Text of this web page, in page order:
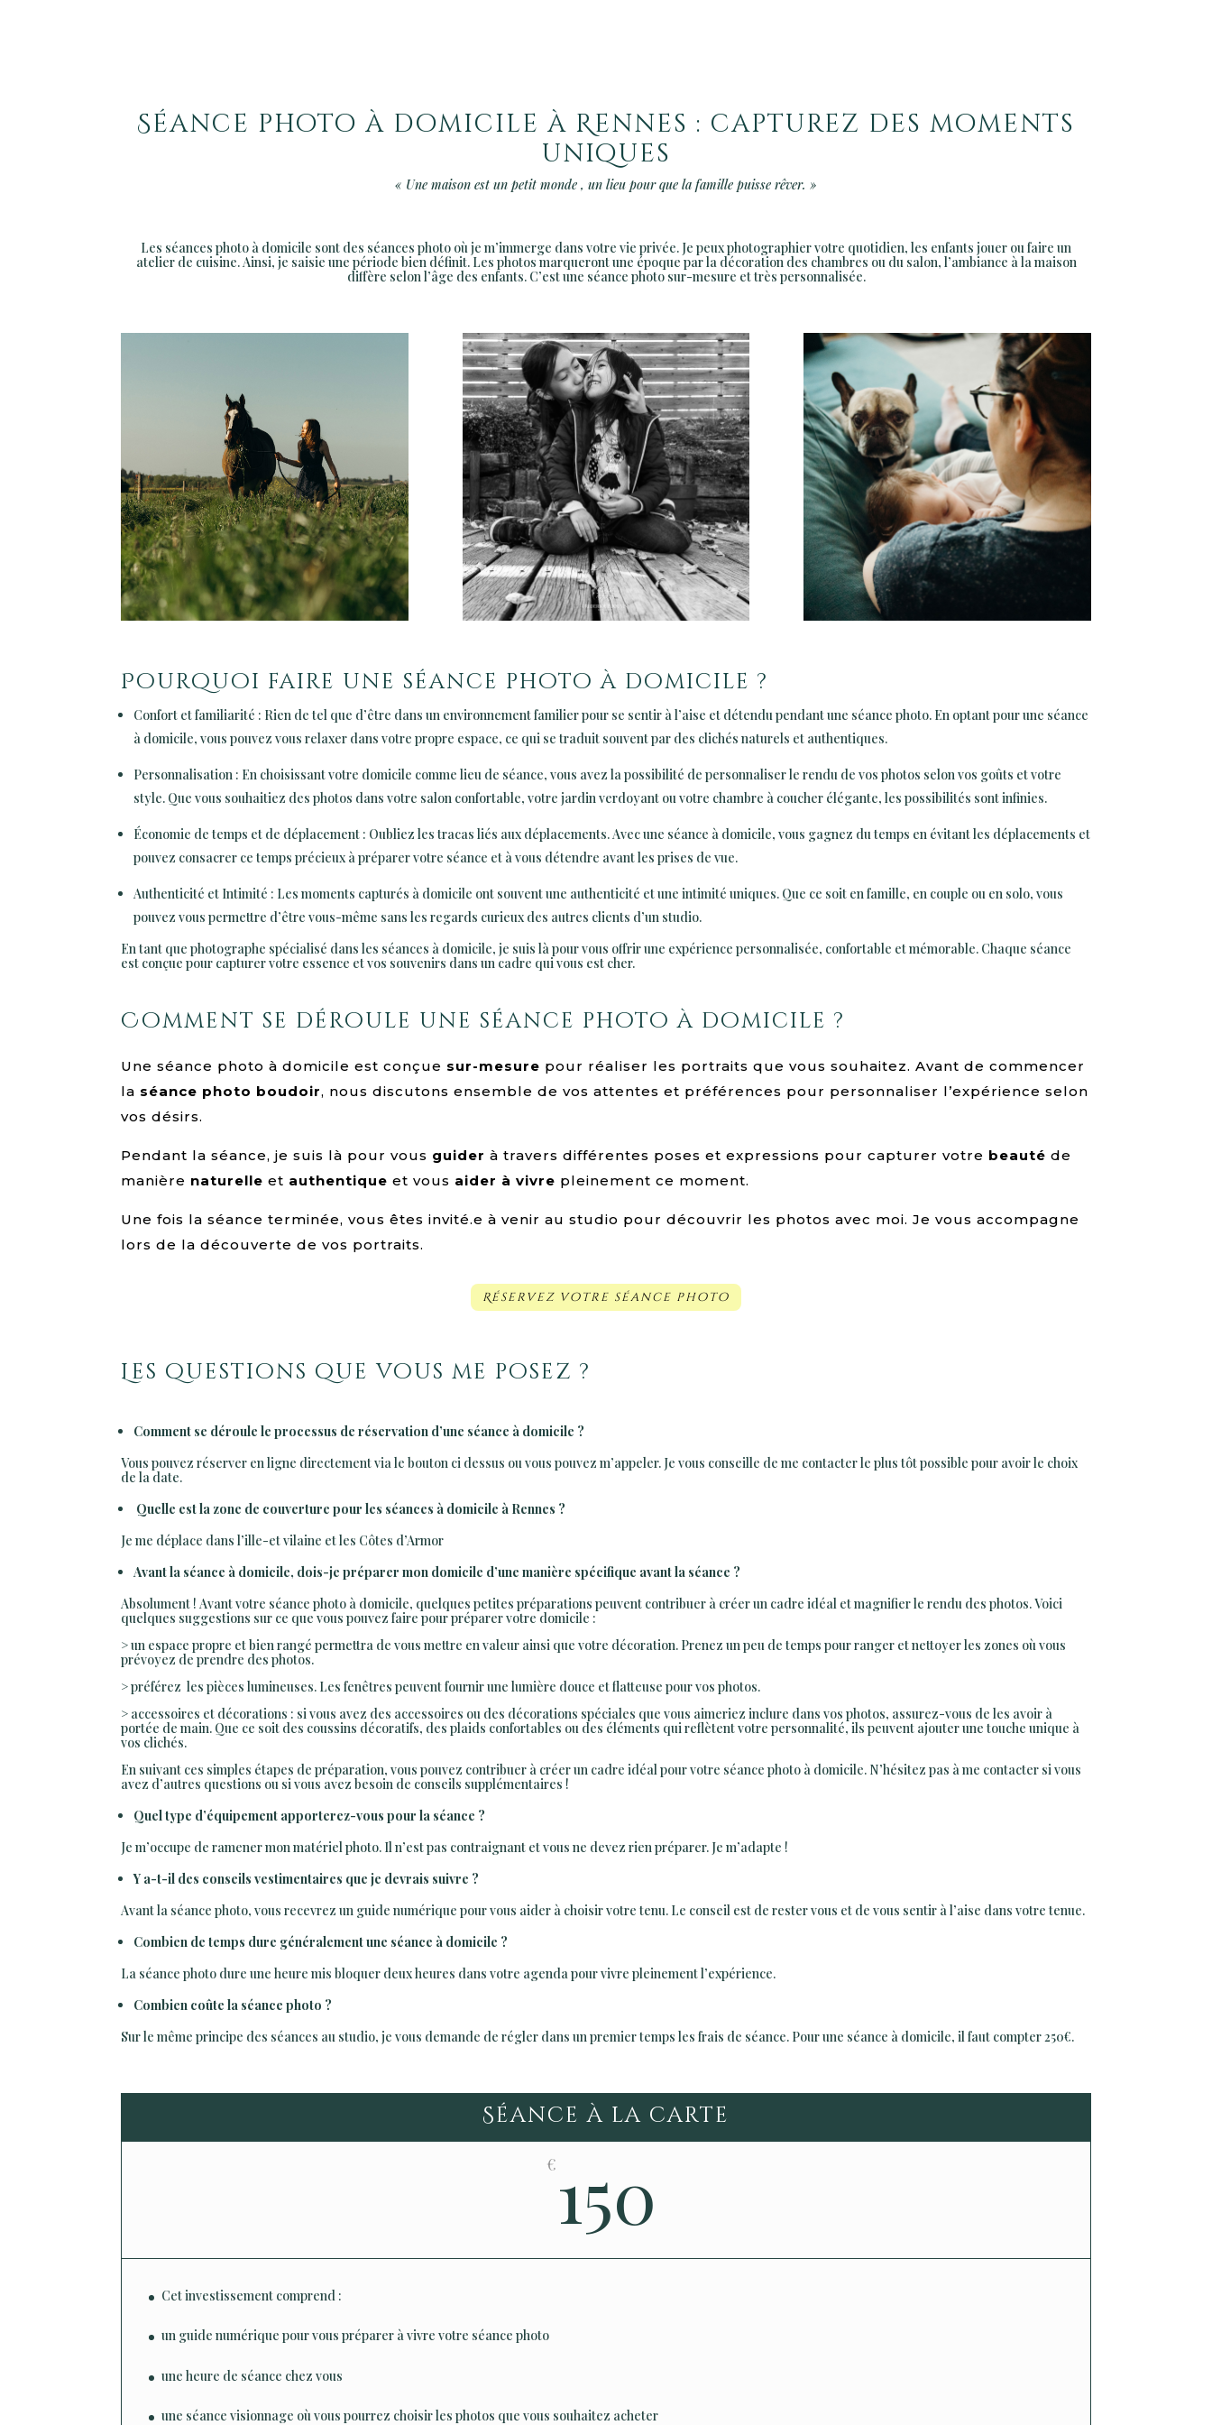
Séance photo à domicile à Rennes : capturez des moments
uniques
« Une maison est un petit monde , un lieu pour que la famille puisse rêver. »
Les séances photo à domicile sont des séances photo où je m’immerge dans votre vie privée. Je peux photographier votre quotidien, les enfants jouer ou faire un
atelier de cuisine. Ainsi, je saisie une période bien définit. Les photos marqueront une époque par la décoration des chambres ou du salon, l’ambiance à la maison
diffère selon l’âge des enfants. C’est une séance photo sur-mesure et très personnalisée.
Pourquoi faire une séance photo à domicile ?
Confort et familiarité : Rien de tel que d’être dans un environnement familier pour se sentir à l’aise et détendu pendant une séance photo. En optant pour une séance
à domicile, vous pouvez vous relaxer dans votre propre espace, ce qui se traduit souvent par des clichés naturels et authentiques.
Personnalisation : En choisissant votre domicile comme lieu de séance, vous avez la possibilité de personnaliser le rendu de vos photos selon vos goûts et votre
style. Que vous souhaitiez des photos dans votre salon confortable, votre jardin verdoyant ou votre chambre à coucher élégante, les possibilités sont infinies.
Économie de temps et de déplacement : Oubliez les tracas liés aux déplacements. Avec une séance à domicile, vous gagnez du temps en évitant les déplacements et
pouvez consacrer ce temps précieux à préparer votre séance et à vous détendre avant les prises de vue.
Authenticité et Intimité : Les moments capturés à domicile ont souvent une authenticité et une intimité uniques. Que ce soit en famille, en couple ou en solo, vous
pouvez vous permettre d’être vous-même sans les regards curieux des autres clients d’un studio.
En tant que photographe spécialisé dans les séances à domicile, je suis là pour vous offrir une expérience personnalisée, confortable et mémorable. Chaque séance
est conçue pour capturer votre essence et vos souvenirs dans un cadre qui vous est cher.
Comment se déroule une séance photo à domicile ?
Une séance photo à domicile est conçue sur-mesure pour réaliser les portraits que vous souhaitez. Avant de commencer
la séance photo boudoir, nous discutons ensemble de vos attentes et préférences pour personnaliser l’expérience selon
vos désirs.
Pendant la séance, je suis là pour vous guider à travers différentes poses et expressions pour capturer votre beauté de
manière naturelle et authentique et vous aider à vivre pleinement ce moment.
Une fois la séance terminée, vous êtes invité.e à venir au studio pour découvrir les photos avec moi. Je vous accompagne
lors de la découverte de vos portraits.
Réservez votre séance photo
Les questions que vous me posez ?
Comment se déroule le processus de réservation d’une séance à domicile ?
Vous pouvez réserver en ligne directement via le bouton ci dessus ou vous pouvez m’appeler. Je vous conseille de me contacter le plus tôt possible pour avoir le choix
de la date.
Quelle est la zone de couverture pour les séances à domicile à Rennes ?
Je me déplace dans l’ille-et vilaine et les Côtes d’Armor
Avant la séance à domicile, dois-je préparer mon domicile d’une manière spécifique avant la séance ?
Absolument ! Avant votre séance photo à domicile, quelques petites préparations peuvent contribuer à créer un cadre idéal et magnifier le rendu des photos. Voici
quelques suggestions sur ce que vous pouvez faire pour préparer votre domicile :
> un espace propre et bien rangé permettra de vous mettre en valeur ainsi que votre décoration. Prenez un peu de temps pour ranger et nettoyer les zones où vous
prévoyez de prendre des photos.
> préférez les pièces lumineuses. Les fenêtres peuvent fournir une lumière douce et flatteuse pour vos photos.
> accessoires et décorations : si vous avez des accessoires ou des décorations spéciales que vous aimeriez inclure dans vos photos, assurez-vous de les avoir à
portée de main. Que ce soit des coussins décoratifs, des plaids confortables ou des éléments qui reflètent votre personnalité, ils peuvent ajouter une touche unique à
vos clichés.
En suivant ces simples étapes de préparation, vous pouvez contribuer à créer un cadre idéal pour votre séance photo à domicile. N’hésitez pas à me contacter si vous
avez d’autres questions ou si vous avez besoin de conseils supplémentaires !
Quel type d’équipement apporterez-vous pour la séance ?
Je m’occupe de ramener mon matériel photo. Il n’est pas contraignant et vous ne devez rien préparer. Je m’adapte !
Y a-t-il des conseils vestimentaires que je devrais suivre ?
Avant la séance photo, vous recevrez un guide numérique pour vous aider à choisir votre tenu. Le conseil est de rester vous et de vous sentir à l’aise dans votre tenue.
Combien de temps dure généralement une séance à domicile ?
La séance photo dure une heure mis bloquer deux heures dans votre agenda pour vivre pleinement l’expérience.
Combien coûte la séance photo ?
Sur le même principe des séances au studio, je vous demande de régler dans un premier temps les frais de séance. Pour une séance à domicile, il faut compter 250€.
Séance à la carte
€ 150
Cet investissement comprend :
un guide numérique pour vous préparer à vivre votre séance photo
une heure de séance chez vous
une séance visionnage où vous pourrez choisir les photos que vous souhaitez acheter